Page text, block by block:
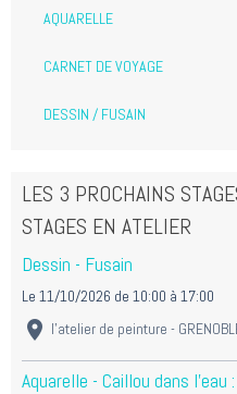
AQUARELLE
CARNET DE VOYAGE
DESSIN / FUSAIN
LES 3 PROCHAINS
STAGES EN ATELIER
Dessin - Fusain
Le 11/10/2026 de 10:00 à 17:00
l'atelier de peinture -
Aquarelle - Caillou dans l'eau